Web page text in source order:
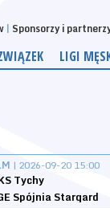
Sponsorzy i
LIGI
| 2026-09-20 15:00
Tychy
Spójnia Stargard